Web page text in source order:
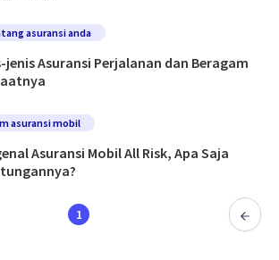
asuransi anda
jenis Asuransi Perjalanan dan Beragam
asuransi mobil
Asuransi Mobil All Risk, Apa Saja
1